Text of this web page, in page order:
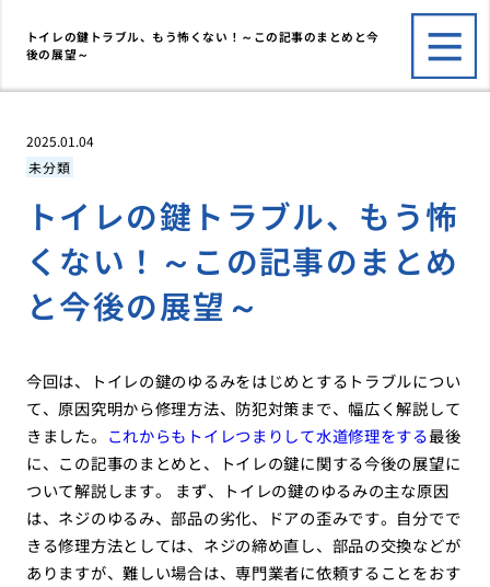
トイレの鍵トラブル、もう怖くない！～この記事のまとめと今
後の展望～
2025.01.04
未分類
トイレの鍵トラブル、もう怖
くない！～この記事のまとめ
と今後の展望～
今回は、トイレの鍵のゆるみをはじめとするトラブルについ
て、原因究明から修理方法、防犯対策まで、幅広く解説して
きました。 これからもトイレつまりして水道修理をする最後
に、この記事のまとめと、トイレの鍵に関する今後の展望に
ついて解説します。 まず、トイレの鍵のゆるみの主な原因
は、ネジのゆるみ、部品の劣化、ドアの歪みです。自分でで
きる修理方法としては、ネジの締め直し、部品の交換などが
ありますが、難しい場合は、専門業者に依頼することをおす